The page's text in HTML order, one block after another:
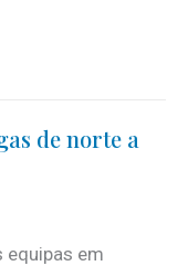
de norte a
equipas em